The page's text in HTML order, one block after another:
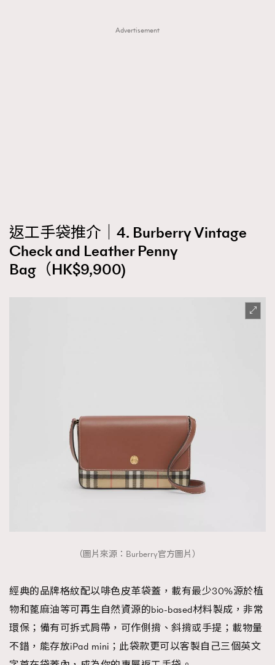
Advertisement
返工手袋推介｜4. Burberry Vintage
Check and Leather Penny
Bag（HK$9,900)
（圖片來源：Burberry官方圖片）
經典的品牌格紋配以啡色皮革袋蓋，載有最少30%源於植
物和蓖麻油等可再生自然資源的bio-based材料製成，非常
環保；備有可拆式肩帶，可作側揹、斜揹或手提；載物量
不錯，能存放iPad mini；此袋款更可以客製自己三個英文